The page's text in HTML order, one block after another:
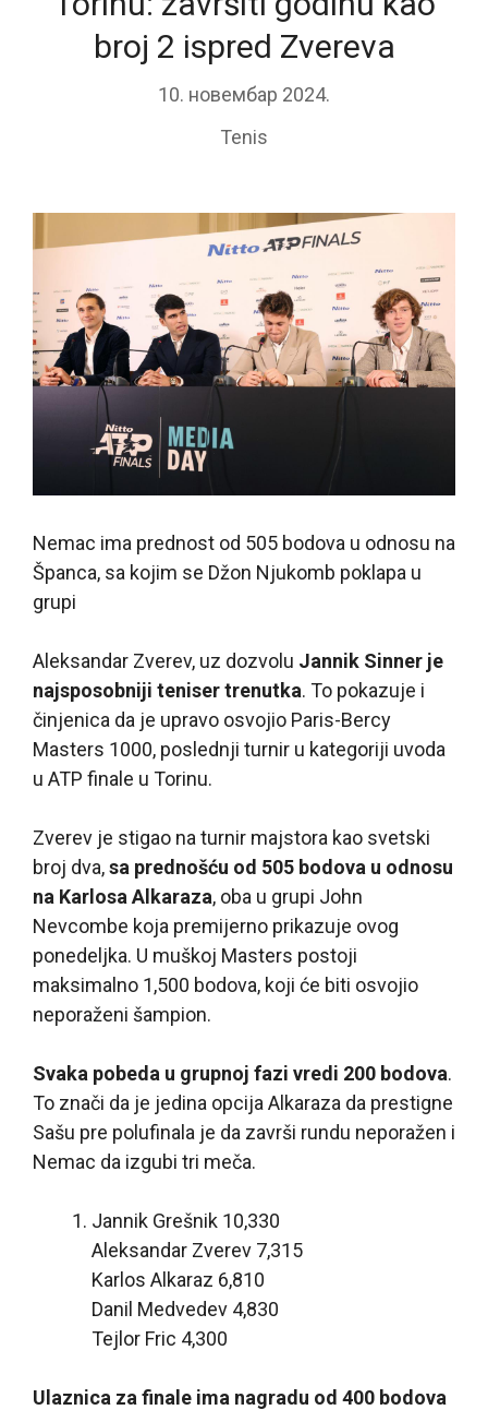
broj 2 ispred Zvereva
10. новембар 2024.
Tenis
Nemac ima prednost od 505 bodova u odnosu na
Španca, sa kojim se Džon Njukomb poklapa u
grupi
Aleksandar Zverev, uz dozvolu Jannik Sinner je
najsposobniji teniser trenutka. To pokazuje i
činjenica da je upravo osvojio Paris-Bercy
Masters 1000, poslednji turnir u kategoriji uvoda
u ATP finale u Torinu.
Zverev je stigao na turnir majstora kao svetski
broj dva,sa prednošću od 505 bodova u odnosu
na Karlosa Alkaraza, oba u grupi John
Nevcombe koja premijerno prikazuje ovog
ponedeljka. U muškoj Masters postoji
maksimalno 1,500 bodova, koji će biti osvojio
neporaženi šampion.
Svaka pobeda u grupnoj fazi vredi 200 bodova.
To znači da je jedina opcija Alkaraza da prestigne
Sašu pre polufinala je da završi rundu neporažen i
Nemac da izgubi tri meča.
Jannik Grešnik 10,330
Aleksandar Zverev 7,315
Karlos Alkaraz 6,810
Danil Medvedev 4,830
Tejlor Fric 4,300
Ulaznica za finale ima nagradu od 400 bodova